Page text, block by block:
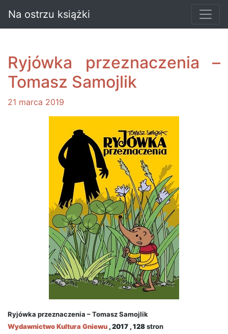
Na ostrzu książki
Ryjówka przeznaczenia –
Tomasz Samojlik
21 marca 2019
Ryjówka przeznaczenia – Tomasz Samojlik
WydawnictwoKultura Gniewu , 2017 , 128stron